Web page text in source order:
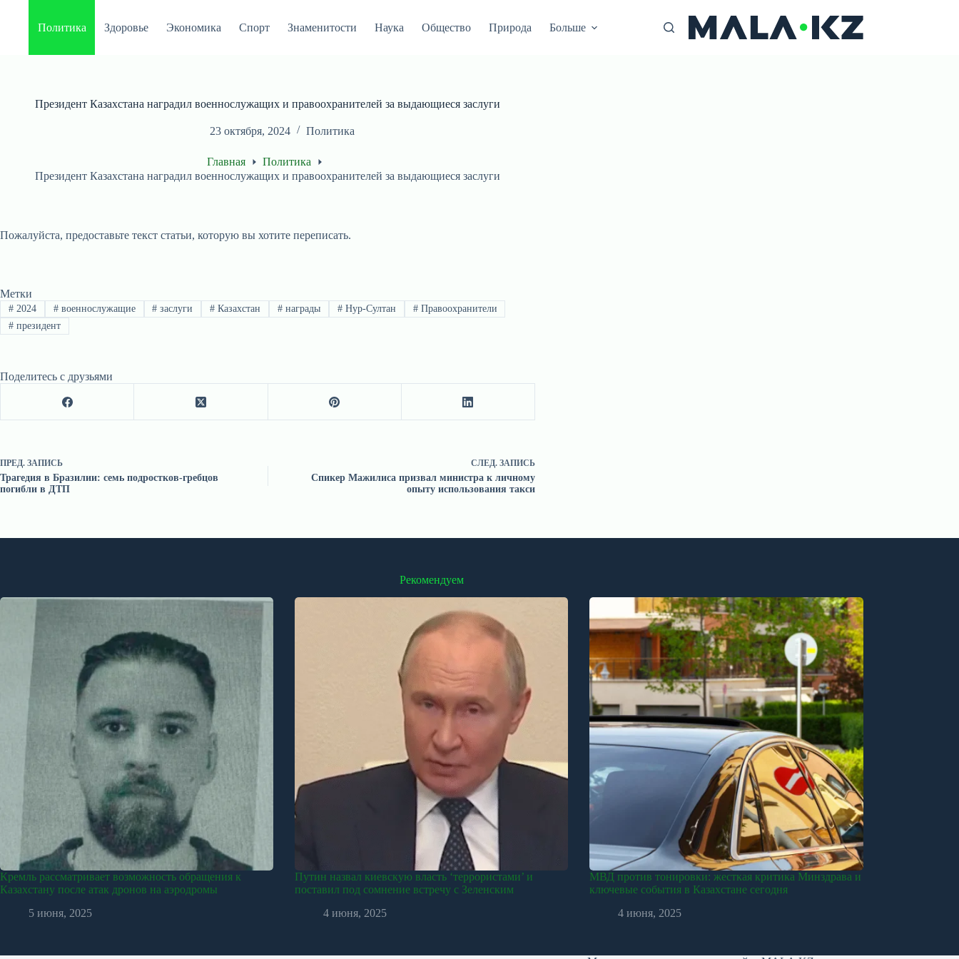
Политика Здоровье Экономика Спорт Знаменитости Наука Общество Природа Больше
Президент Казахстана наградил военнослужащих и правоохранителей за выдающиеся заслуги
23 октября, 2024 Политика
Главная
Политика
Президент Казахстана наградил военнослужащих и правоохранителей за выдающиеся заслуги
Пожалуйста, предоставьте текст статьи, которую вы хотите переписать.
Метки
#2024 #военнослужащие # заслуги # Казахстан # награды #Нур-Султан #Правоохранители
#президент
Поделитесь с друзьями
ПРЕД. ЗАПИСЬ
Трагедия в Бразилии: семь подростков-гребцов
погибли в ДТП
СЛЕД. ЗАПИСЬ
Спикер Мажилиса призвал министра к личному
опыту использования такси
Рекомендуем
Кремль рассматривает возможность обращения к
Казахстану после атак дронов на аэродромы
5 июня, 2025
Путин назвал киевскую власть ‘террористами’ и
поставил под сомнение встречу с Зеленским
4 июня, 2025
МВД против тонировки: жесткая критика Минздрава и
ключевые события в Казахстане сегодня
4 июня, 2025